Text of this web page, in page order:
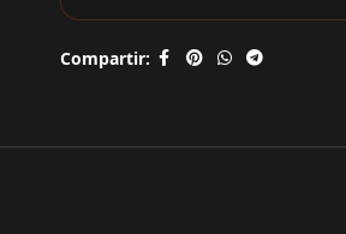
Compartir: